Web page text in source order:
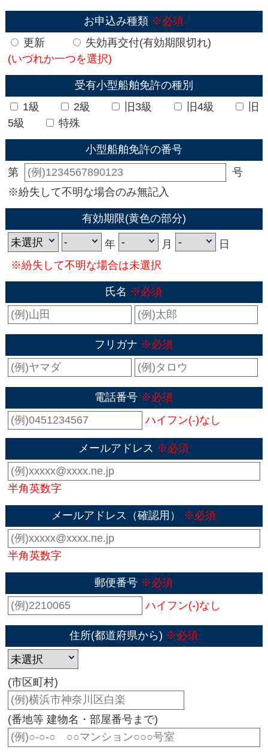
お申込み種類 ※必須
更新
失効再交付(有効期限切れ)
(いづれか一つを選択)
受有小型船舶免許の種別
1級
2級 旧3級 旧4級
旧
5級
特殊
小型船舶免許の番号
第
号
※紛失して不明な場合のみ無記入
有効期限(黄色の部分)
年 月
日
※紛失して不明な場合は未選択
氏名 ※必須
フリガナ ※必須
電話番号 ※必須
ハイフン(-)なし
メールアドレス ※必須
半角英数字
メールアドレス（確認用） ※必須
半角英数字
郵便番号 ※必須
ハイフン(-)なし
住所(都道府県から) ※必須
(市区町村)
(番地等 建物名・部屋番号まで)